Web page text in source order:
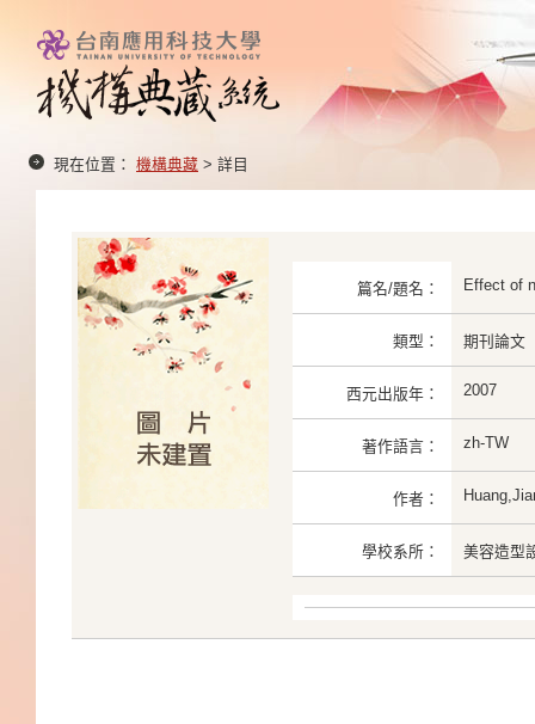
現在位置： 機構典藏 > 詳目
篇名/題名： Effect of
類型： 期刊論文
西元出版年： 2007
著作語言： zh-TW
作者：
學校系所： 美容造型